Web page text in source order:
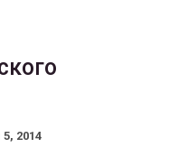
2014